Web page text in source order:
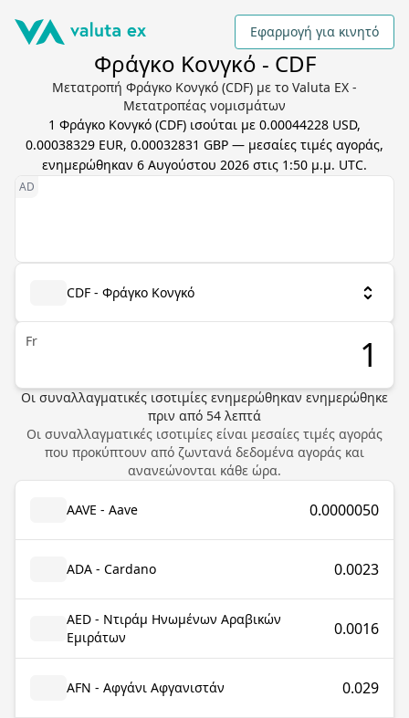
Εφαρμογή για κινητό
Φράγκο Κονγκό - CDF
Μετατροπή Φράγκο Κονγκό (CDF) με το Valuta EX -
Μετατροπέας νομισμάτων
1 Φράγκο Κονγκό (CDF) ισούται με 0.00044228 USD,
0.00038329 EUR, 0.00032831 GBP — μεσαίες τιμές αγοράς,
ενημερώθηκαν 6 Αυγούστου 2026 στις 1:50 μ.μ. UTC.
CDF - Φράγκο Κονγκό
Fr
Οι συναλλαγματικές ισοτιμίες ενημερώθηκαν ενημερώθηκε
πριν από 54 λεπτά
Οι συναλλαγματικές ισοτιμίες είναι μεσαίες τιμές αγοράς
που προκύπτουν από ζωντανά δεδομένα αγοράς και
ανανεώνονται κάθε ώρα.
AAVE - Aave 0.0000050
ADA - Cardano 0.0023
AED - Ντιράμ Ηνωμένων Αραβικών
Εμιράτων
0.0016
AFN - Αφγάνι Αφγανιστάν 0.029